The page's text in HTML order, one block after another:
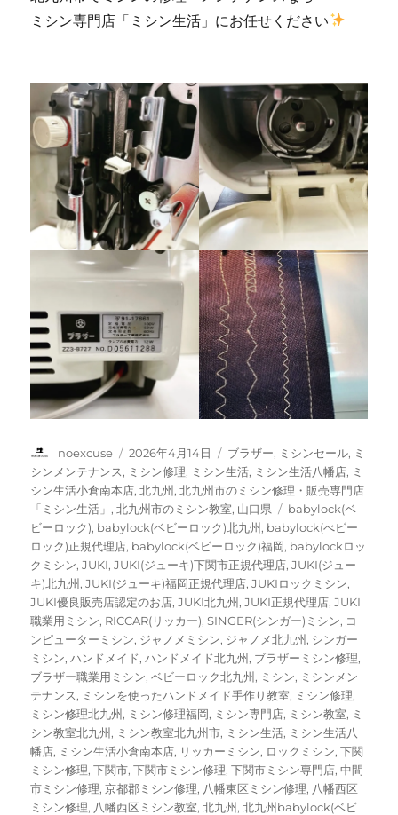
ミシン専門店「ミシン生活」にお任せください
投
稿
者
noexcuse
投
稿
日:
2026年4月14日
カ
テ
ゴ
リ
ー
ブラザー, ミシンセール, ミ
シンメンテナンス, ミシン修理, ミシン生活, ミシン生活八幡店, ミ
シン生活小倉南本店,北九州 ,北九州市のミシン修理・販売専門店
「ミシン生活」 ,北九州市のミシン教室, 山口県
タ
グ
babylock(ベ
ビーロック), babylock(ベビーロック)北九州 , babylock(べビー
ロック)正規代理店, babylock(ベビーロック)福岡, babylockロッ
クミシン,JUKI,JUKI(ジューキ)下関市正規代理店,JUKI(ジュー
キ)北九州 ,JUKI(ジューキ)福岡正規代理店,JUKIロックミシン,
JUKI優良販売店認定のお店,JUKI北九州 ,JUKI正規代理店,JUKI
職業用ミシン, RICCAR(リッカー),SINGER(シンガー)ミシン, コ
ンピューターミシン, ジャノメミシン, ジャノメ北九州 , シンガー
ミシン,ハンドメイド,ハンドメイド北九州 , ブラザーミシン修理,
ブラザー職業用ミシン,ベビーロック北九州 , ミシン, ミシンメン
テナンス, ミシンを使ったハンドメイド手作り教室, ミシン修理,
ミシン修理北九州 , ミシン修理福岡, ミシン専門店, ミシン教室, ミ
シン教室北九州 , ミシン教室北九州市, ミシン生活, ミシン生活八
幡店, ミシン生活小倉南本店, リッカーミシン, ロックミシン,下関
ミシン修理,下関市,下関市ミシン修理,下関市ミシン専門店,中間
市ミシン修理,京都郡ミシン修理, 八幡東区ミシン修理, 八幡西区
ミシン修理, 八幡西区ミシン教室,北九州 ,北九州babylock(ベビ